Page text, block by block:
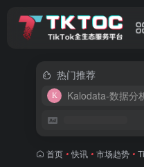
热门推荐
Kalodata-数据分
首页 • 快讯 • 市场趋势 •